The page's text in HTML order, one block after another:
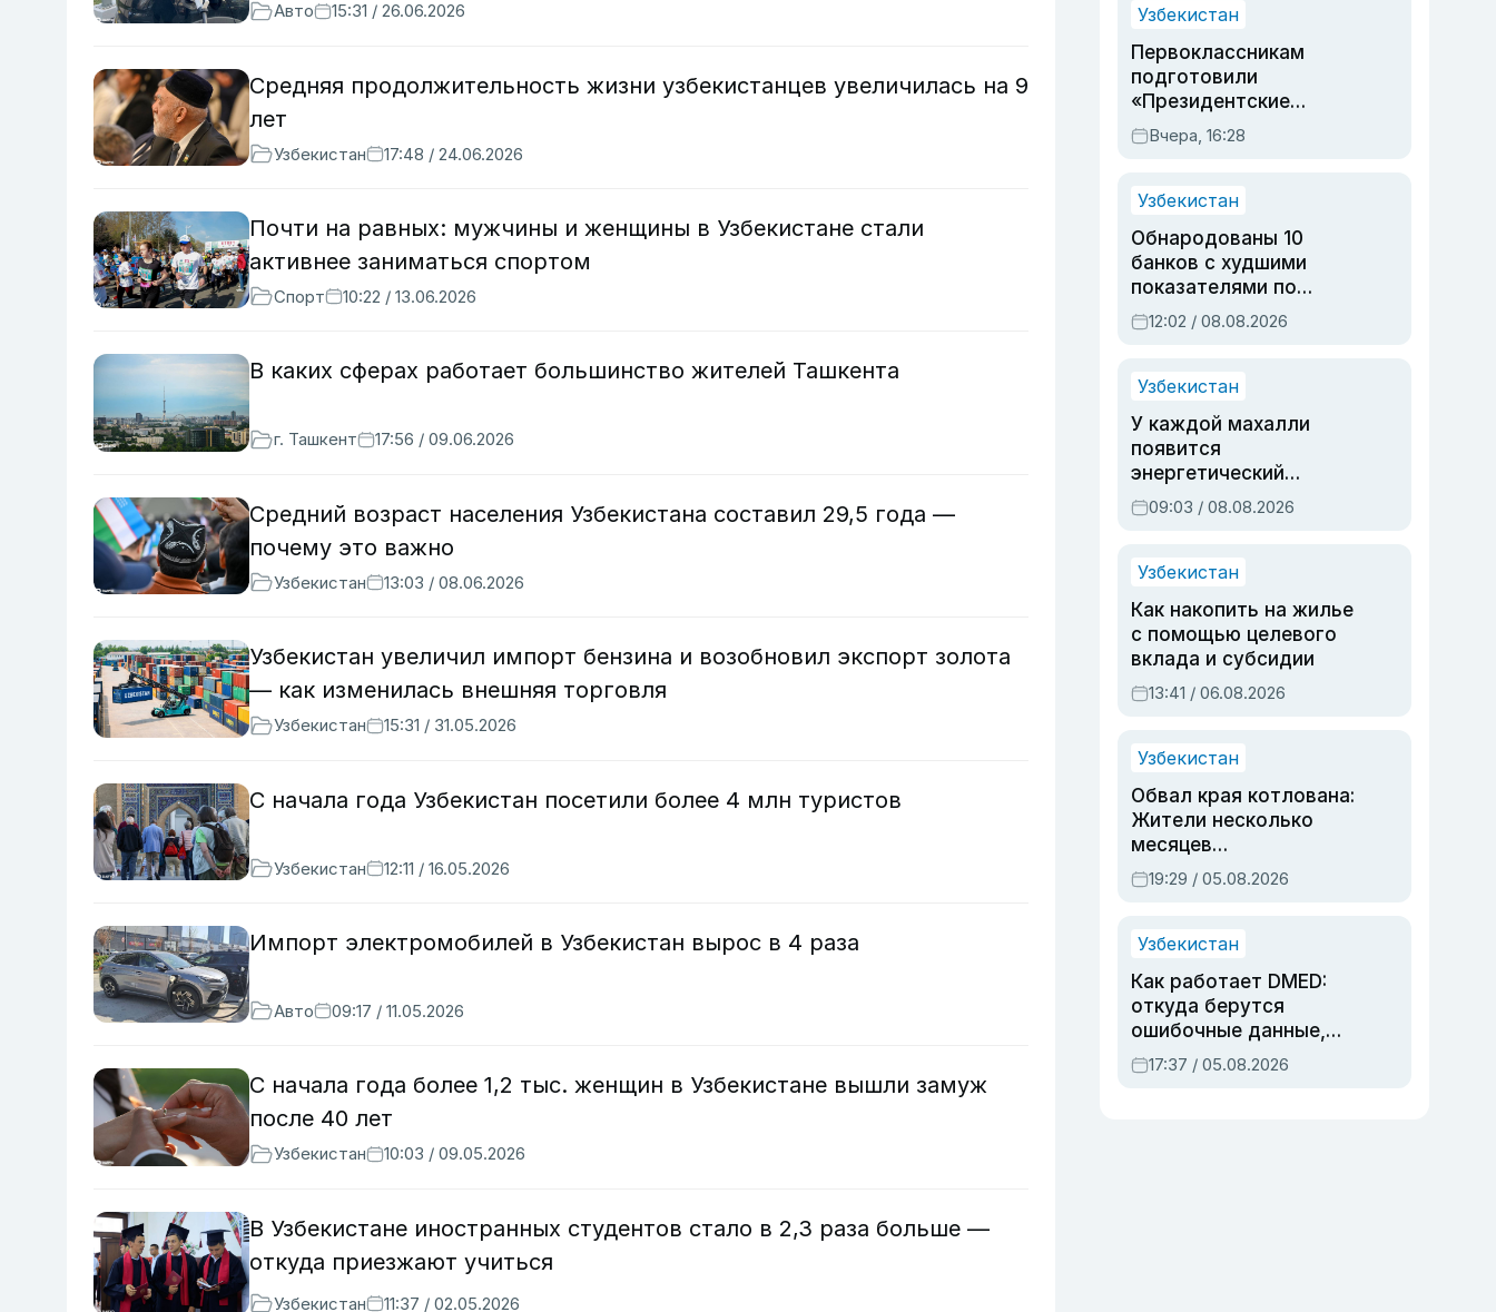
Авто 15:31 / 26.06.2026
Средняя продолжительность жизни узбекистанцев увеличилась на 9
лет
Узбекистан 17:48 / 24.06.2026
Почти на равных: мужчины и женщины в Узбекистане стали
активнее заниматься спортом
Спорт 10:22 / 13.06.2026
В каких сферах работает большинство жителей Ташкента
г. Ташкент 17:56 / 09.06.2026
Средний возраст населения Узбекистана составил 29,5 года —
почему это важно
Узбекистан 13:03 / 08.06.2026
Узбекистан увеличил импорт бензина и возобновил экспорт золота
— как изменилась внешняя торговля
Узбекистан 15:31 / 31.05.2026
С начала года Узбекистан посетили более 4 млн туристов
Узбекистан 12:11 / 16.05.2026
Импорт электромобилей в Узбекистан вырос в 4 раза
Авто 09:17 / 11.05.2026
С начала года более 1,2 тыс. женщин в Узбекистане вышли замуж
после 40 лет
Узбекистан 10:03 / 09.05.2026
В Узбекистане иностранных студентов стало в 2,3 раза больше —
откуда приезжают учиться
Узбекистан 11:37 / 02.05.2026
Узбекистан
Первоклассникам
подготовили
«Президентские
подарки»: что войдет в
набор в этом году
Вчера, 16:28
Узбекистан
Обнародованы 10
банков с худшими
показателями по
обращениям
12:02 / 08.08.2026
Узбекистан
У каждой махалли
появится
энергетический
паспорт
09:03 / 08.08.2026
Узбекистан
Как накопить на жилье
с помощью целевого
вклада и субсидии
13:41 / 06.08.2026
Узбекистан
Обвал края котлована:
Жители несколько
месяцев
предупреждали об
опасности, но стройка
19:29 / 05.08.2026
Узбекистан
Как работает DMED:
откуда берутся
ошибочные данные,
дубли аккаунтов и
очереди по онлайн-
17:37 / 05.08.2026